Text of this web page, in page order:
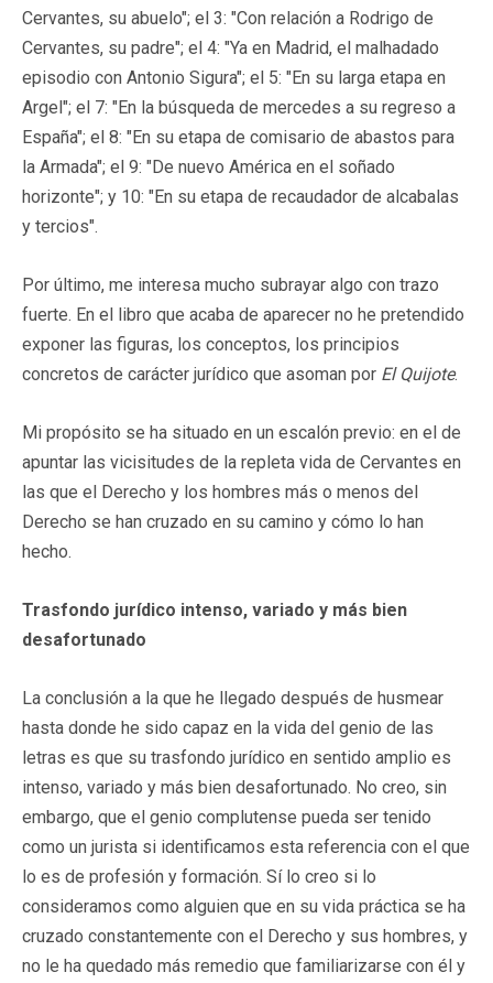
Cervantes, su abuelo"; el 3: "Con relación a Rodrigo de
Cervantes, su padre"; el 4: "Ya en Madrid, el malhadado
episodio con Antonio Sigura"; el 5: "En su larga etapa en
Argel"; el 7: "En la búsqueda de mercedes a su regreso a
España"; el 8: "En su etapa de comisario de abastos para
la Armada"; el 9: "De nuevo América en el soñado
horizonte"; y 10: "En su etapa de recaudador de alcabalas
y tercios".
Por último, me interesa mucho subrayar algo con trazo
fuerte. En el libro que acaba de aparecer no he pretendido
exponer las figuras, los conceptos, los principios
concretos de carácter jurídico que asoman por El Quijote.
Mi propósito se ha situado en un escalón previo: en el de
apuntar las vicisitudes de la repleta vida de Cervantes en
las que el Derecho y los hombres más o menos del
Derecho se han cruzado en su camino y cómo lo han
hecho.
Trasfondo jurídico intenso, variado y más bien
desafortunado
La conclusión a la que he llegado después de husmear
hasta donde he sido capaz en la vida del genio de las
letras es que su trasfondo jurídico en sentido amplio es
intenso, variado y más bien desafortunado. No creo, sin
embargo, que el genio complutense pueda ser tenido
como un jurista si identificamos esta referencia con el que
lo es de profesión y formación. Sí lo creo si lo
consideramos como alguien que en su vida práctica se ha
cruzado constantemente con el Derecho y sus hombres, y
no le ha quedado más remedio que familiarizarse con él y